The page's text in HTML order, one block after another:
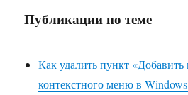
Публикации по теме
Как удалить пункт «Добавить
контекстного меню в Windows